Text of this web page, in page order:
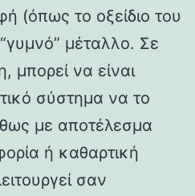
(όπως το οξείδιο του
μέταλλο. Σε
μπορεί να είναι
σύστημα να το
με αποτέλεσμα
ή καθαρτική
σαν